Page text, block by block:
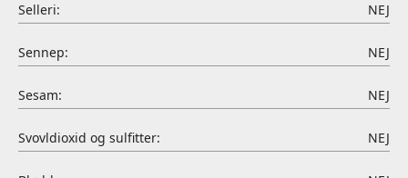
Selleri: NEJ
Sennep: NEJ
Sesam: NEJ
Svovldioxid og sulfitter: NEJ